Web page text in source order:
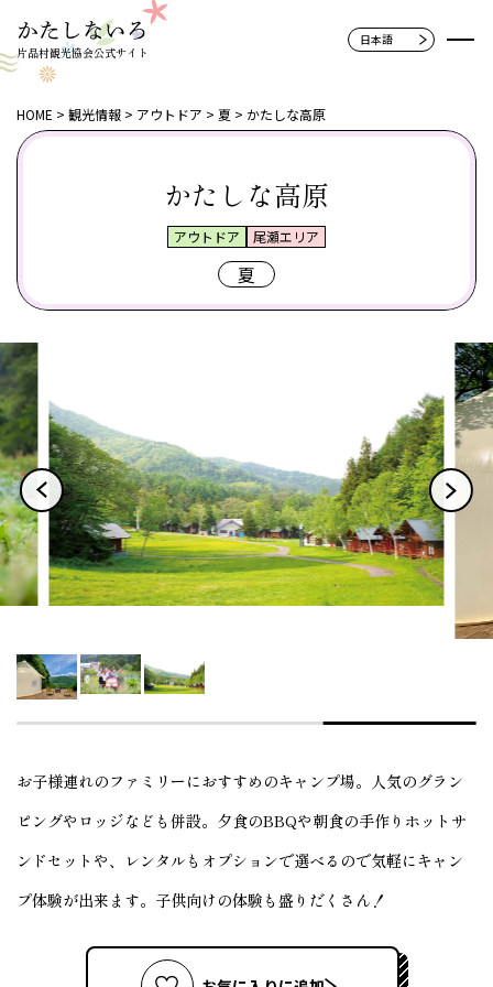
片品村観光協会公式サイト
HOME 観光情報 アウトドア 夏 かたしな高原
かたしな高原
アウトドア 尾瀬エリア
夏
お子様連れのファミリーにおすすめのキャンプ場。人気のグラン
ピングやロッジなども併設。夕食のBBQや朝食の手作りホットサ
ンドセットや、レンタルもオプションで選べるので気軽にキャン
プ体験が出来ます。子供向けの体験も盛りだくさん！